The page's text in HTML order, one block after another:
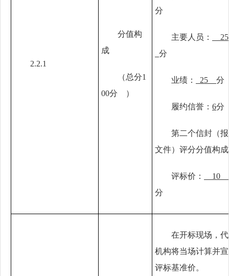
2.2.1
分值构
成
（总分1
00分 ）
分
主要人员：
分
业绩： 25 分
履约信誉： 6分
第二个信封（
文件）评分分值构
评标价：
分
在开标现场，
机构将当场计算并
评标基准价。